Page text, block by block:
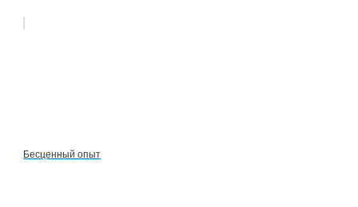
Бесценный опыт